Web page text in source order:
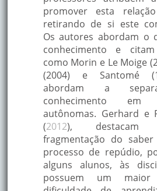
promover esta
retirando de si este
Os autores abordam o
conhecimento e
como Morin e Le Moige
(2004) e Santomé
abordam a
conhecimento em
autônomas. Gerhard e
(2012),
fragmentação do
processo de repúdio,
alguns alunos, às
possuem um